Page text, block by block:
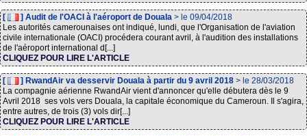
[ ] Audit de l'OACI à l'aéroport de Douala > le 09/04/2018
Les autorités camerounaises ont indiqué, lundi, que l'Organisation de l'aviation
civile internationale (OACI) procédera courant avril, à l'audition des installations
de l'aéroport international d[...]
CLIQUEZ POUR LIRE L'ARTICLE
[ ] RwandAir va desservir Douala à partir du 9 avril 2018 > le 28/03/2018
La compagnie aérienne RwandAir vient d'annoncer qu'elle débutera dès le 9
Avril 2018 ses vols vers Douala, la capitale économique du Cameroun. Il s'agira,
entre autres, de trois (3) vols dir[...]
CLIQUEZ POUR LIRE L'ARTICLE